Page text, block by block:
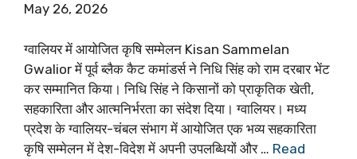
May 26, 2026
ग्वालियर में आयोजित कृषि सम्मेलन Kisan Sammelan
Gwalior में पूर्व ब्लैक कैट कमांडर्स ने निधि सिंह को राम दरबार भेंट
कर सम्मानित किया। निधि सिंह ने किसानों को प्राकृतिक खेती,
सहकारिता और आत्मनिर्भरता का संदेश दिया। ग्वालियर। मध्य
प्रदेश के ग्वालियर-चंबल संभाग में आयोजित एक भव्य सहकारिता
कृषि सम्मेलन में देश-विदेश में अपनी उपलब्धियों और … Read